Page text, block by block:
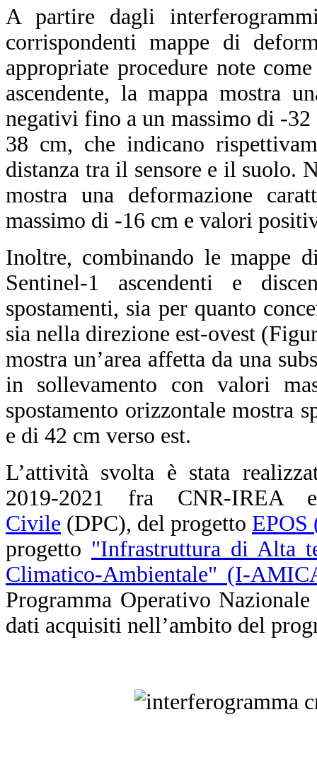
A partire dagli
corrispondenti mappe di
appropriate procedure note
ascendente, la mappa mostra
negativi fino a un massimo di -
38 cm, che indicano
distanza tra il sensore e il suolo.
mostra una deformazione
massimo di -16 cm e valori
Inoltre, combinando le mappe
Sentinel-1 ascendenti e
spostamenti, sia per quanto
sia nella direzione est-ovest
mostra un’area affetta da una
in sollevamento con valori
spostamento orizzontale mostra
e di 42 cm verso est.
L’attività svolta è stata
2019-2021 fra CNR-
Civile (DPC), del progetto EPOS
progetto "Infrastruttura di Alta
Climatico-Ambientale" (I-
Programma Operativo
dati acquisiti nell’ambito del